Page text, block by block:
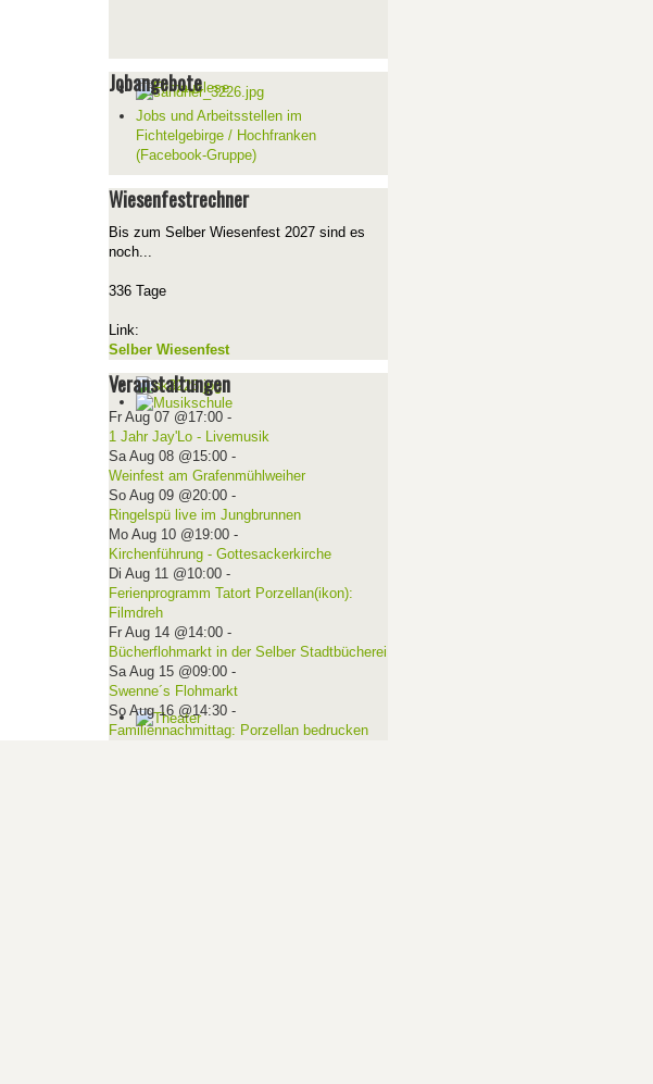
Jobangebote
Jobs und Arbeitsstellen im
Fichtelgebirge / Hochfranken
(Facebook-Gruppe)
Wiesenfestrechner
Bis zum Selber Wiesenfest 2027 sind es
noch...
336 Tage
Link:
Selber Wiesenfest
Veranstaltungen
Fr Aug 07 @17:00-
1 Jahr Jay'Lo - Livemusik
Sa Aug 08 @15:00-
Weinfest am Grafenmühlweiher
So Aug 09 @20:00-
Ringelspü live im Jungbrunnen
Mo Aug 10 @19:00-
Kirchenführung - Gottesackerkirche
Di Aug 11 @10:00-
Ferienprogramm Tatort Porzellan(ikon):
Filmdreh
Fr Aug 14 @14:00-
Bücherflohmarkt in der Selber Stadtbücherei
Sa Aug 15 @09:00-
Swenne´s Flohmarkt
So Aug 16 @14:30-
Familiennachmittag: Porzellan bedrucken